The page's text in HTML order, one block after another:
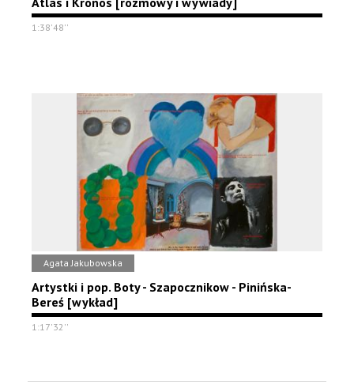
1:38'48''
Agata Jakubowska
Artystki i pop. Boty - Szapocznikow - Pinińska-
Bereś [wykład]
1:17'32''